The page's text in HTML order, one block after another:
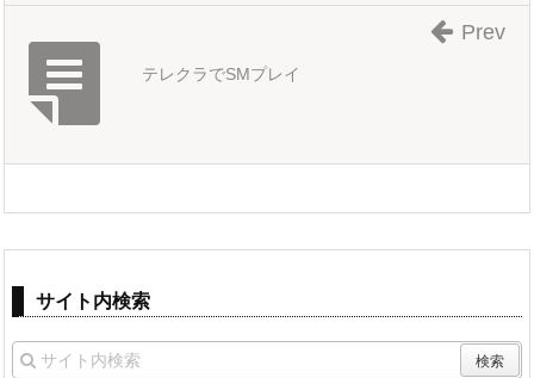
テレクラでSMプレイ
Prev
サイト内検索